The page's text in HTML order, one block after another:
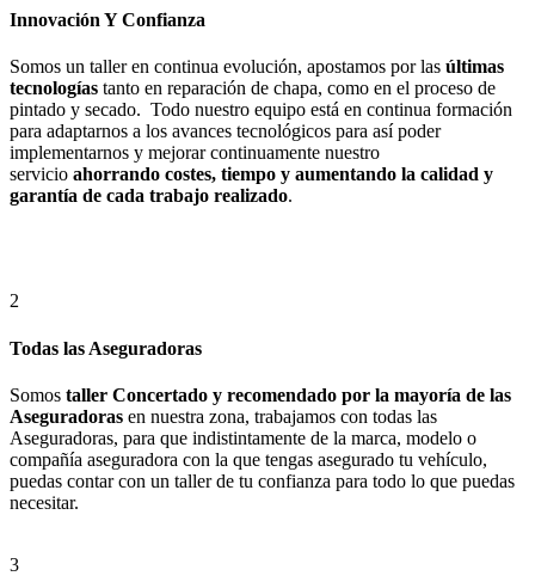
Innovación Y Confianza
Somos un taller en continua evolución, apostamos por las últimas
tecnologías tanto en reparación de chapa, como en el proceso de
pintado y secado. Todo nuestro equipo está en continua formación
para adaptarnos a los avances tecnológicos para así poder
implementarnos y mejorar continuamente nuestro
servicio ahorrando costes, tiempo y aumentando la calidad y
garantía de cada trabajo realizado.
2
Todas las Aseguradoras
Somos taller Concertado y recomendado por la mayoría de las
Aseguradoras en nuestra zona, trabajamos con todas las
Aseguradoras, para que indistintamente de la marca, modelo o
compañía aseguradora con la que tengas asegurado tu vehículo,
puedas contar con un taller de tu confianza para todo lo que puedas
necesitar.
3